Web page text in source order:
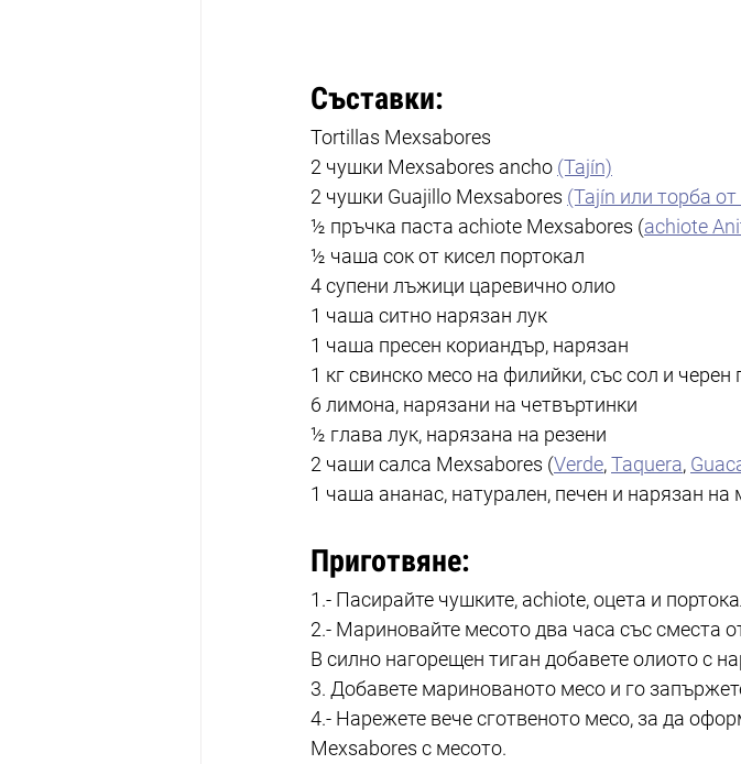
Съставки:
Tortillas Mexsabores
2 чушки Mexsabores ancho (Tajín)
2 чушки Guajillo Mexsabores (Tajín или торба от
½ пръчка паста achiote Mexsabores (achiote
½ чаша сок от кисел портокал
4 супени лъжици царевично олио
1 чаша ситно нарязан лук
1 чаша пресен кориандър, нарязан
1 кг свинско месо на филийки, със сол и черен
6 лимона, нарязани на четвъртинки
½ глава лук, нарязана на резени
2 чаши салса Mexsabores (Verde, Taquera,
1 чаша ананас, натурален, печен и нарязан на
Приготвяне:
1.- Пасирайте чушките, achiote, оцета и
2.- Мариновайте месото два часа със сместа
В силно нагорещен тиган добавете олиото с
3. Добавете маринованото месо и го
4.- Нарежете вече сготвеното месо, за да
Mexsabores с месото.